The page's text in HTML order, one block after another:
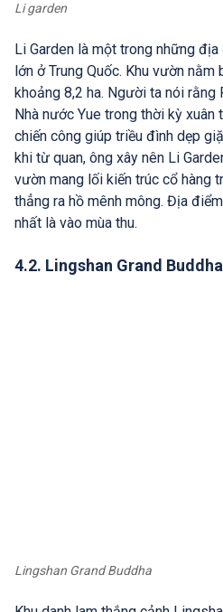
Li garden
Li Garden là một trong những
lớn ở Trung Quốc. Khu vườn
khoảng 8,2 ha. Người ta nói
Nhà nước Yue trong thời kỳ xuân
chiến công giúp triều đình dẹp
khi từ quan, ông xây nên Li
vườn mang lối kiến trúc cổ hàng
thẳng ra hồ mênh mông. Địa
nhất là vào mùa thu.
4.2. Lingshan Grand Buddha
Lingshan Grand Buddha